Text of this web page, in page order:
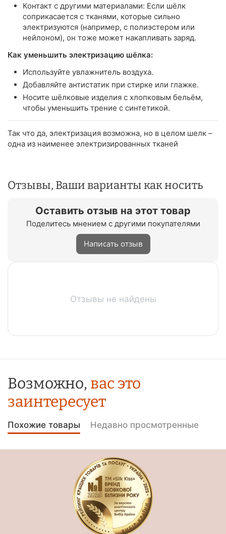
Контакт с другими материалами: Если шёлк
соприкасается с тканями, которые сильно
электризуются (например, с полиэстером или
нейлоном), он тоже может накапливать заряд.
Как уменьшить электризацию шёлка:
Используйте увлажнитель воздуха.
Добавляйте антистатик при стирке или глажке.
Носите шёлковые изделия с хлопковым бельём,
чтобы уменьшить трение с синтетикой.
Так что да, электризация возможна, но в целом шелк –
одна из наименее электризированных тканей
Отзывы, Ваши варианты как носить
Оставить отзыв на этот товар
Поделитесь мнением с другими покупателями
Написать отзыв
Отзывы не найдены
Возможно, вас это
заинтересует
Похожие товары Недавно просмотренные